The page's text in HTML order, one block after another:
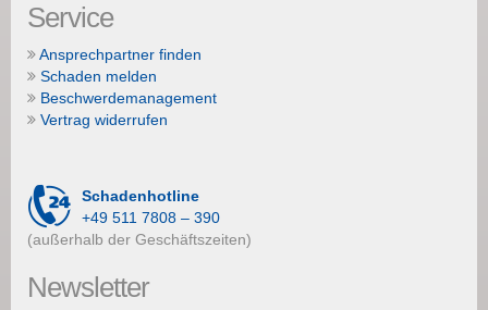
Service
Ansprechpartner finden
Schaden melden
Beschwerdemanagement
Vertrag widerrufen
Schadenhotline
+49 511 7808 – 390
(außerhalb der Geschäftszeiten)
Newsletter